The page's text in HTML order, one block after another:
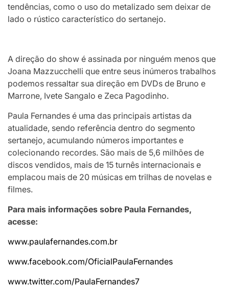
tendências, como o uso do metalizado sem deixar de
lado o rústico característico do sertanejo.
A direção do show é assinada por ninguém menos que
Joana Mazzucchelli que entre seus inúmeros trabalhos
podemos ressaltar sua direção em DVDs de Bruno e
Marrone, Ivete Sangalo e Zeca Pagodinho.
Paula Fernandes é uma das principais artistas da
atualidade, sendo referência dentro do segmento
sertanejo, acumulando números importantes e
colecionando recordes. São mais de 5,6 milhões de
discos vendidos, mais de 15 turnês internacionais e
emplacou mais de 20 músicas em trilhas de novelas e
filmes.
Para mais informações sobre Paula Fernandes,
acesse:
www.paulafernandes.com.br
www.facebook.com/OficialPaulaFernandes
www.twitter.com/PaulaFernandes7